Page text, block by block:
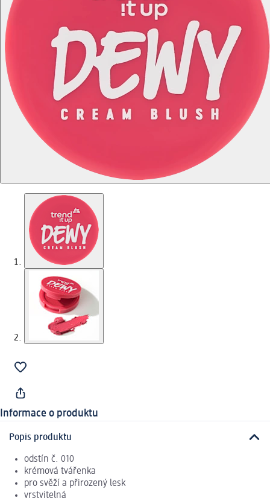
Informace o produktu
Popis produktu
odstín č. 010
krémová tvářenka
pro svěží a přirozený lesk
vrstvitelná